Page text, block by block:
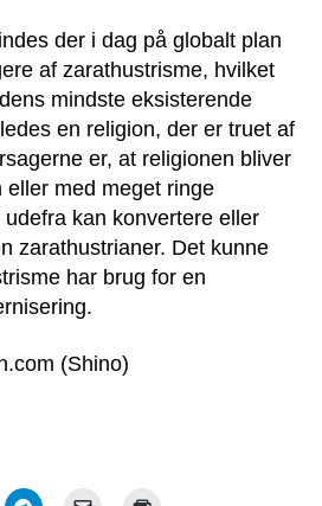
der i dag på globalt plan
af zarathustrisme, hvilket
mindste eksisterende
en religion, der er truet af
er, at religionen bliver
eller med meget ringe
kan konvertere eller
zarathustrianer. Det kunne
har brug for en
(Shino)